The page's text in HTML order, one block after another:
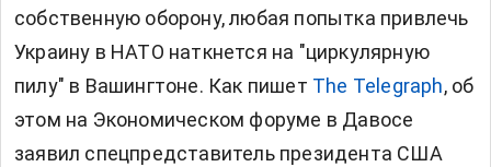
собственную оборону, любая попытка привлечь
Украину в НАТО наткнется на "циркулярную
пилу" в Вашингтоне. Как пишет The Telegraph, об
этом на Экономическом форуме в Давосе
заявил спецпредставитель президента США